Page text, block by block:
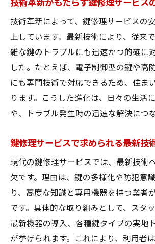
技術革新がもたらす鍵修理サービス
技術革新によって、鍵修理サービスの
上しています。最新技術により、従来
雑な鍵のトラブルにも迅速かつ的確に
した。たとえば、電子制御型の鍵や高
にも専門技術で対応できるため、住ま
ります。こうした進化は、日々の生活
や、トラブル発生時の迅速な解決につ
鍵修理サービスで求められる最新技
現代の鍵修理サービスでは、最新技術
欠です。理由は、鍵の多様化や防犯意
り、高度な知識と専用機器を持つ業者
です。具体的な取り組みとして、スタ
最新機器の導入、各種鍵タイプの実地
が挙げられます。これにより、利用者